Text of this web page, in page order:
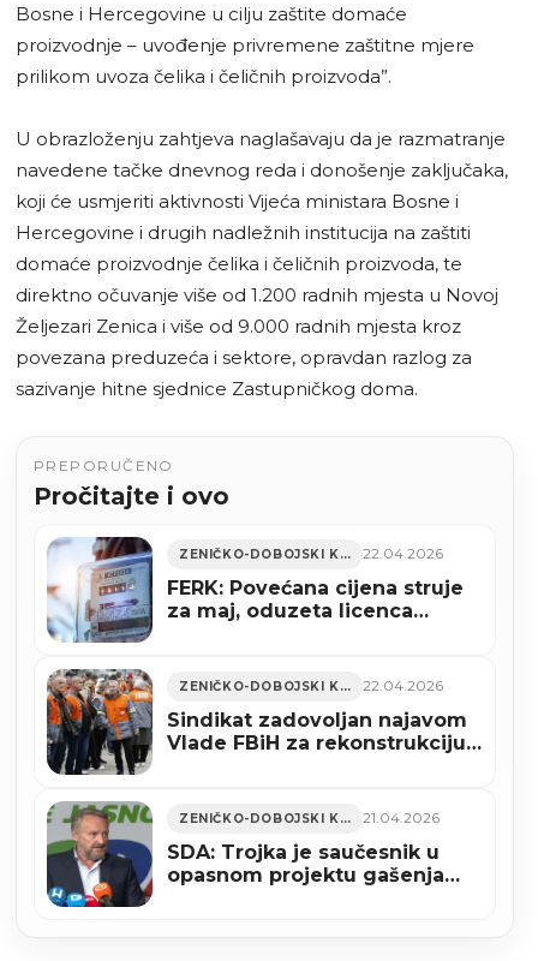
Bosne i Hercegovine u cilju zaštite domaće
proizvodnje – uvođenje privremene zaštitne mjere
prilikom uvoza čelika i čeličnih proizvoda”.
U obrazloženju zahtjeva naglašavaju da je razmatranje
navedene tačke dnevnog reda i donošenje zaključaka,
koji će usmjeriti aktivnosti Vijeća ministara Bosne i
Hercegovine i drugih nadležnih institucija na zaštiti
domaće proizvodnje čelika i čeličnih proizvoda, te
direktno očuvanje više od 1.200 radnih mjesta u Novoj
Željezari Zenica i više od 9.000 radnih mjesta kroz
povezana preduzeća i sektore, opravdan razlog za
sazivanje hitne sjednice Zastupničkog doma.
PREPORUČENO
Pročitajte i ovo
ZENIČKO-DOBOJSKI KANTON 22.04.2026
FERK: Povećana cijena struje
za maj, oduzeta licenca
ZENIČKO-DOBOJSKI KANTON 22.04.2026
Sindikat zadovoljan najavom
Vlade FBiH za rekonstrukciju
ZENIČKO-DOBOJSKI KANTON 21.04.2026
SDA: Trojka je saučesnik u
opasnom projektu gašenja